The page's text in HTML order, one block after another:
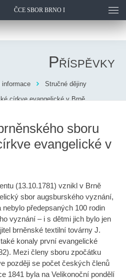
ČCE SBOR BRNO I
Příspěvky
informace
Stručné dějiny
církve evangelické v Brně
sboru
evangelické v
(13.10.1781) vznikl v Brně
sbor augsburského vyznání,
předepsaných 100 rodin
vyznání – i s dětmi jich bylo jen
brněnské textilní továrny J.
konaly první evangelické
Mezi členy sboru zpočátku
později se počet českých členů
1841 byla na Velikonoční pondělí